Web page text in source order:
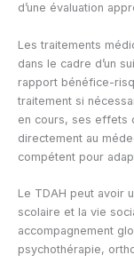
d’une évaluation
Les traitements
dans le cadre d’un
rapport bénéfice-
traitement si
en cours, ses effets
directement au
compétent pour
Le TDAH peut avoir
scolaire et la vie
accompagnement
psychothérapie,